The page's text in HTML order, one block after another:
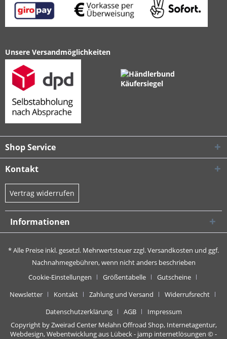
Unsere Versandmöglichkeiten
Shop Service
Kontakt
Vertrag widerrufen
Informationen
* Alle Preise inkl. gesetzl. Mehrwertsteuer zzgl.Versandkosten und ggf.
Nachnahmegebühren, wenn nicht anders beschrieben
Cookie-Einstellungen
Größentabelle
Gutscheine
Newsletter
Kontakt Zahlung und Versand
Widerrufsrecht
Datenschutzerklärung
AGB
Impressum
Copyright by Zweirad Center Melahn Offroad Shop, Internetagentur,
Webdesign, Webentwicklung aus Lübeck - jamp internetlösungen © -